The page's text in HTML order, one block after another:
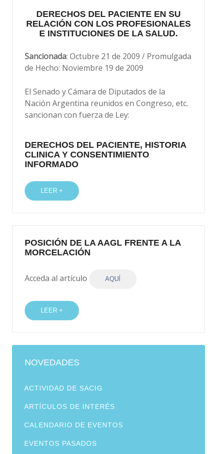
DERECHOS DEL PACIENTE EN SU
RELACIÓN CON LOS PROFESIONALES
E INSTITUCIONES DE LA SALUD.
Sancionada: Octubre 21 de 2009 / Promulgada
de Hecho: Noviembre 19 de 2009
El Senado y Cámara de Diputados de la
Nación Argentina reunidos en Congreso, etc.
sancionan con fuerza de Ley:
DERECHOS DEL PACIENTE, HISTORIA
CLINICA Y CONSENTIMIENTO
INFORMADO
LEER +
POSICIÓN DE LA AAGL FRENTE A LA
MORCELACIÓN
Acceda al artículo AQUÍ
LEER +
NOVEDADES
ACTIVIDAD DE SACIG
ARTÍCULOS DE INTERÉS
CALENDARIO DE EVENTOS
EVENTOS PASADOS